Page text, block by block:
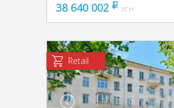
38 640 002 pуб
УСН
Retail